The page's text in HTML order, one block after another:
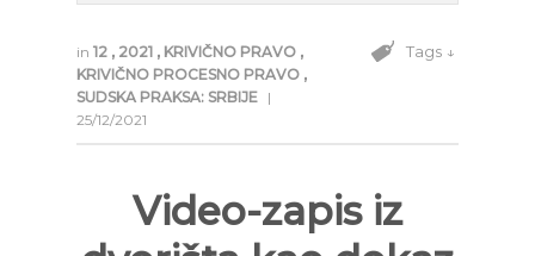
in 12 , 2021 , KRIVIČNO PRAVO ,
KRIVIČNO PROCESNO PRAVO ,
SUDSKA PRAKSA: SRBIJE |
25/12/2021
Tags ↓
Video-zapis iz